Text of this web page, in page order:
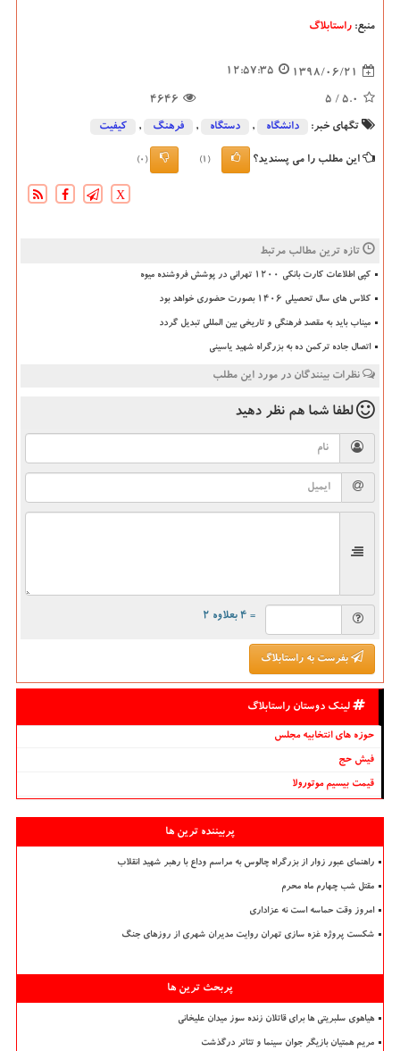
منبع: راستابلاگ
1398/06/21
12:57:35
5.0
/ 5
4646
تگهای خبر: دانشگاه‌ , دستگاه , فرهنگ , كیفیت
این مطلب را می پسندید؟ (1)
(0)
X
تازه ترین مطالب مرتبط
کپی اطلاعات کارت بانکی ۱۲۰۰ تهرانی در پوشش فروشنده میوه
کلاس های سال تحصیلی ۱۴۰۶ بصورت حضوری خواهد بود
میناب باید به مقصد فرهنگی و تاریخی بین المللی تبدیل گردد
اتصال جاده ترکمن ده به بزرگراه شهید یاسینی
نظرات بینندگان در مورد این مطلب
لطفا شما هم نظر دهید
= ۴ بعلاوه ۲
بفرست به راستابلاگ
لینک دوستان راستابلاگ
حوزه های انتخابیه مجلس
فیش حج
قیمت بیسیم موتورولا
پربیننده ترین ها
راهنمای عبور زوار از بزرگراه چالوس به مراسم وداع با رهبر شهید انقلاب
مقتل شب چهارم ماه محرم
امروز وقت حماسه است نه عزاداری
شکست پروژه غزه سازی تهران روایت مدیران شهری از روزهای جنگ
پربحث ترین ها
هیاهوی سلبریتی ها برای قاتلان زنده سوز میدان علیخانی
مریم همتیان بازیگر جوان سینما و تئاتر درگذشت